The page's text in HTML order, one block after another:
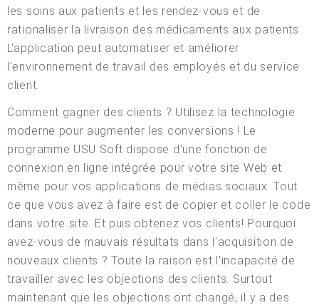
les soins aux patients et les rendez-vous et de
rationaliser la livraison des médicaments aux patients.
L'application peut automatiser et améliorer
l'environnement de travail des employés et du service
client.
Comment gagner des clients ? Utilisez la technologie
moderne pour augmenter les conversions ! Le
programme USU Soft dispose d'une fonction de
connexion en ligne intégrée pour votre site Web et
même pour vos applications de médias sociaux. Tout
ce que vous avez à faire est de copier et coller le code
dans votre site. Et puis obtenez vos clients! Pourquoi
avez-vous de mauvais résultats dans l'acquisition de
nouveaux clients ? Toute la raison est l'incapacité de
travailler avec les objections des clients. Surtout
maintenant que les objections ont changé, il y a des